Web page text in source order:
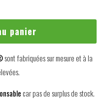
panier
sont fabriquées sur mesure et à la
car pas de surplus de stock.